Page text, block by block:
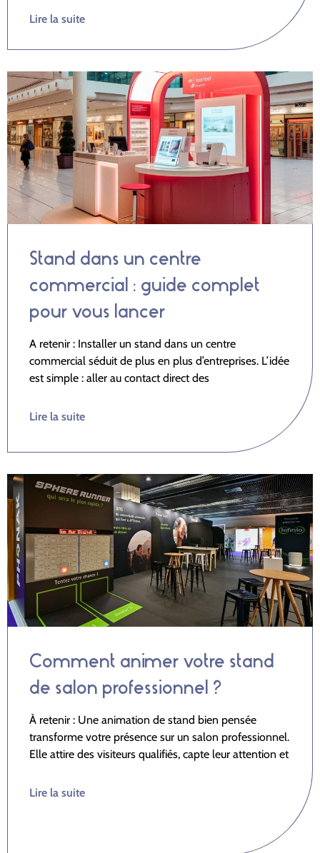
Lire la suite
Stand dans un centre
commercial : guide complet
pour vous lancer
A retenir : Installer un stand dans un centre
commercial séduit de plus en plus d’entreprises. L’idée
est simple : aller au contact direct des
Lire la suite
Comment animer votre stand
de salon professionnel ?
À retenir : Une animation de stand bien pensée
transforme votre présence sur un salon professionnel.
Elle attire des visiteurs qualifiés, capte leur attention et
Lire la suite